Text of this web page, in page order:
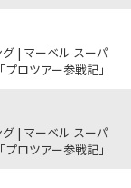
| マーベル スーパ
ロツアー参戦記」
| マーベル スーパ
ロツアー参戦記」